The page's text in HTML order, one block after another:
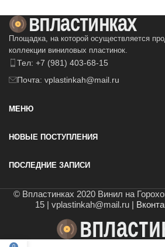
Площадка, на которой осуществляется
коллекции виниловых пластинок.
Тел: +7 (981) 403-68-15
Почта: vplastinkah@mail.ru
МЕНЮ
НОВЫЕ ПОСТУПЛЕНИЯ
ПОСЛЕДНИЕ ЗАПИСИ
© Впластинках 2020 Винил на
15 | vplastinkah@mail.ru |